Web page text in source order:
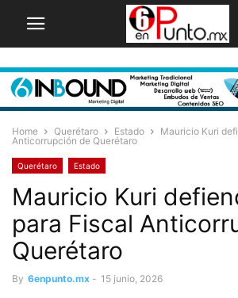
Home Querétaro Estado
Mauricio Kuri
Anticorrupción de Querétaro
Querétaro Estado
Mauricio Kuri
para Fiscal
Querétaro
By 6enpunto.mx - 15 junio, 2026